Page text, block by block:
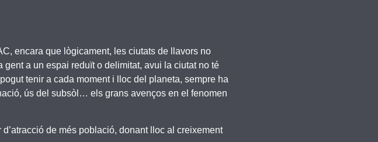
encara que lògicament, les ciutats de llavors no
a un espai reduït o delimitat, avui la ciutat no té
tenir a cada moment i lloc del planeta, sempre ha
ús del subsòl… els grans avenços en el fenomen
de més població, donant lloc al creixement